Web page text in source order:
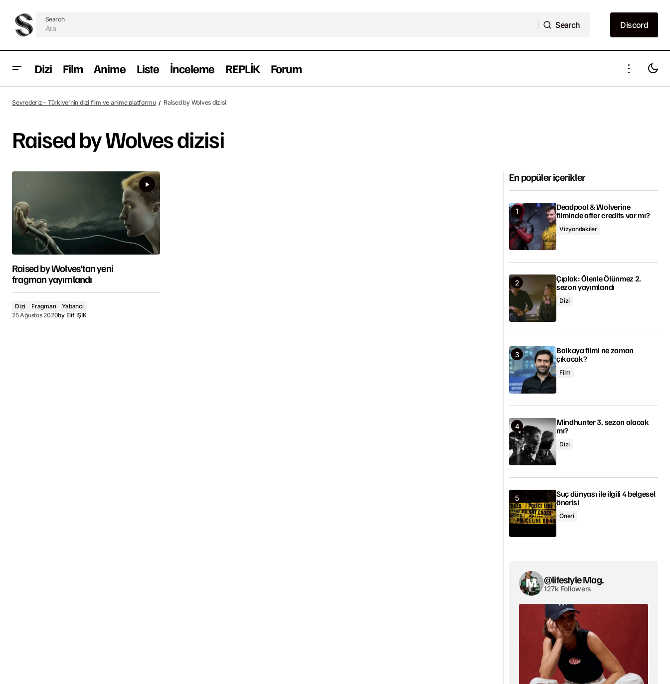
Search
Search
Discord
Discord
Dizi Film Anime Liste İnceleme REPLİK Forum
Seyrederiz – Türkiye'nin dizi film ve anime platformu Raised by Wolves dizisi
Raised by Wolves dizisi
Raised by Wolves’tan yeni
fragman yayımlandı
Dizi Fragman
Yabancı
25 Ağustos 2020by Elif IŞIK
En popüler içerikler
Deadpool & Wolverine
filminde after credits var mı?
Vizyondakiler
Çıplak: Ölenle Ölünmez 2.
sezon yayımlandı
Dizi
Balkaya filmi ne zaman
çıkacak?
Film
Mindhunter 3. sezon olacak
mı?
Dizi
Suç dünyası ile ilgili 4 belgesel
önerisi
Öneri
@lifestyle Mag.
127k Followers